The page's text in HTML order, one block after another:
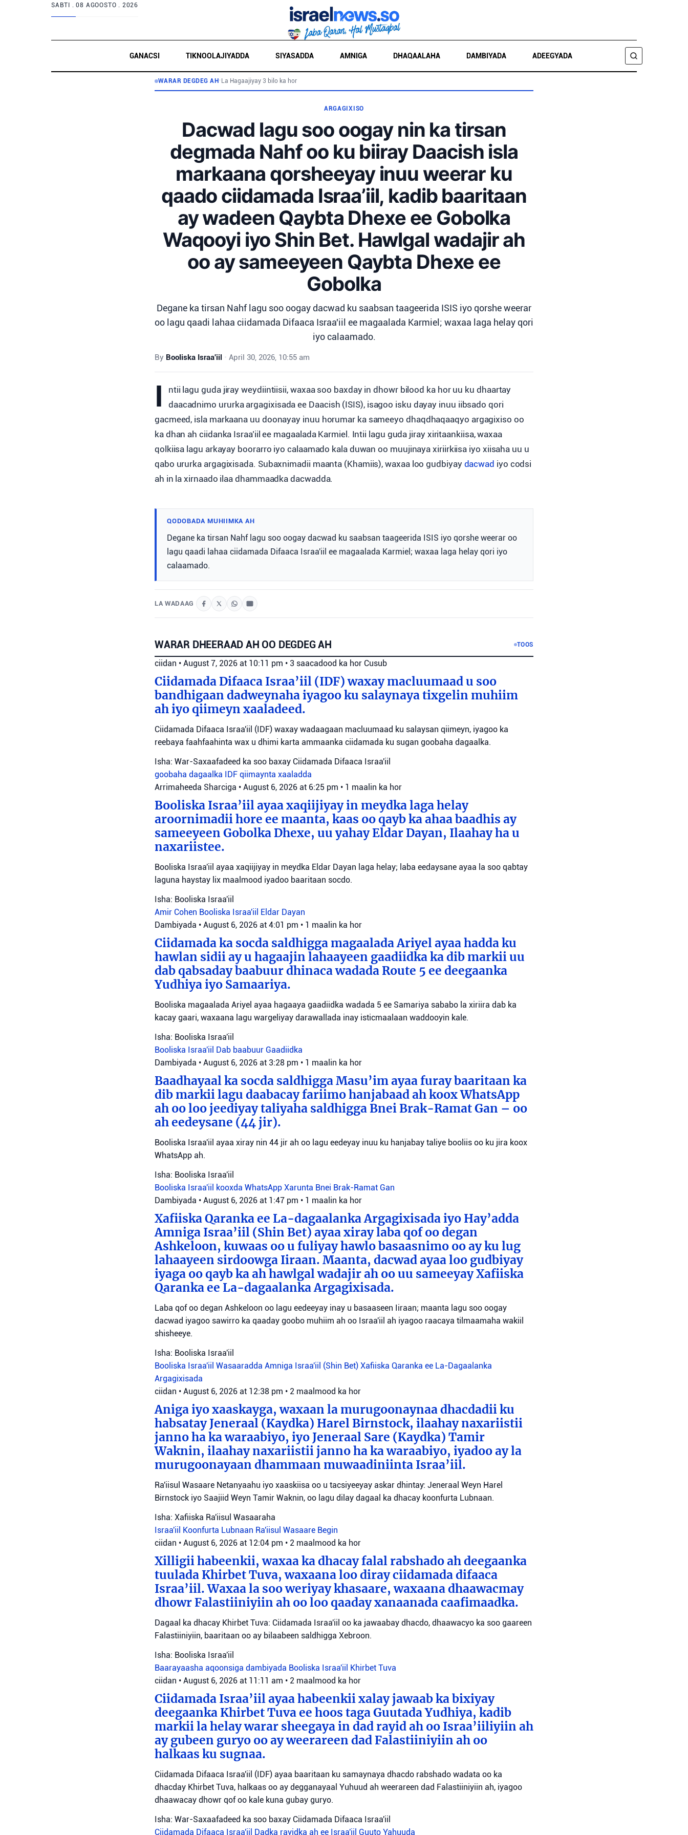
SABTI .08 AGOOSTO . 2026
GANACSI TIKNOOLAJIYADDA SIYASADDA AMNIGA DHAQAALAHA DAMBIYADA ADEEGYADA
RAADI
WARAR DEGDEG AH • La Hagaajiyay 3 bilo ka hor
ARGAGIXISO
Dacwad lagu soo oogay nin ka tirsan
degmada Nahf oo ku biiray Daacish isla
markaana qorsheeyay inuu weerar ku
qaado ciidamada Israa’iil, kadib baaritaan
ay wadeen Qaybta Dhexe ee Gobolka
Waqooyi iyo Shin Bet. Hawlgal wadajir ah
oo ay sameeyeen Qaybta Dhexe ee
Gobolka
Degane ka tirsan Nahf lagu soo oogay dacwad ku saabsan taageerida ISIS iyo qorshe weerar
oo lagu qaadi lahaa ciidamada Difaaca Israa'iil ee magaalada Karmiel; waxaa laga helay qori
iyo calaamado.
By Booliska Israa'iil • April 30, 2026, 10:55 am
I
ntii lagu guda jiray weydiintiisii, waxaa soo baxday in dhowr bilood ka hor uu ku dhaartay
daacadnimo ururka argagixisada ee Daacish (ISIS), isagoo isku dayay inuu iibsado qori
gacmeed, isla markaana uu doonayay inuu horumar ka sameeyo dhaqdhaqaaqyo argagixiso oo
ka dhan ah ciidanka Israa’iil ee magaalada Karmiel. Intii lagu guda jiray xiritaankiisa, waxaa
qolkiisa lagu arkayay boorarro iyo calaamado kala duwan oo muujinaya xiriirkiisa iyo xiisaha uu u
qabo ururka argagixisada. Subaxnimadii maanta (Khamiis), waxaa loo gudbiyay dacwad iyo codsi
ah in la xirnaado ilaa dhammaadka dacwadda.
QODOBADA MUHIIMKA AH
Degane ka tirsan Nahf lagu soo oogay dacwad ku saabsan taageerida ISIS iyo qorshe weerar oo
lagu qaadi lahaa ciidamada Difaaca Israa'iil ee magaalada Karmiel; waxaa laga helay qori iyo
calaamado.
LA WADAAG
WARAR DHEERAAD AH OO DEGDEG AH TOOS
ciidan • August 7, 2026 at 10:11 pm • 3 saacadood ka hor Cusub
Ciidamada Difaaca Israa’iil (IDF) waxay macluumaad u soo
bandhigaan dadweynaha iyagoo ku salaynaya tixgelin muhiim
ah iyo qiimeyn xaaladeed.
Ciidamada Difaaca Israa'iil (IDF) waxay wadaagaan macluumaad ku salaysan qiimeyn, iyagoo ka
reebaya faahfaahinta wax u dhimi karta ammaanka ciidamada ku sugan goobaha dagaalka.
Isha: War-Saxaafadeed ka soo baxay Ciidamada Difaaca Israa'iil
goobaha dagaalka IDF qiimaynta xaaladda
Arrimaheeda Sharciga • August 6, 2026 at 6:25 pm • 1 maalin ka hor
Booliska Israa’iil ayaa xaqiijiyay in meydka laga helay
aroornimadii hore ee maanta, kaas oo qayb ka ahaa baadhis ay
sameeyeen Gobolka Dhexe, uu yahay Eldar Dayan, Ilaahay ha u
naxariistee.
Booliska Israa'iil ayaa xaqiijiyay in meydka Eldar Dayan laga helay; laba eedaysane ayaa la soo qabtay
laguna haystay lix maalmood iyadoo baaritaan socdo.
Isha: Booliska Israa'iil
Amir Cohen Booliska Israa'iil Eldar Dayan
Dambiyada • August 6, 2026 at 4:01 pm • 1 maalin ka hor
Ciidamada ka socda saldhigga magaalada Ariyel ayaa hadda ku
hawlan sidii ay u hagaajin lahaayeen gaadiidka ka dib markii uu
dab qabsaday baabuur dhinaca wadada Route 5 ee deegaanka
Yudhiya iyo Samaariya.
Booliska magaalada Ariyel ayaa hagaaya gaadiidka wadada 5 ee Samariya sababo la xiriira dab ka
kacay gaari, waxaana lagu wargeliyay darawallada inay isticmaalaan waddooyin kale.
Isha: Booliska Israa'iil
Booliska Israa'iil Dab baabuur Gaadiidka
Dambiyada • August 6, 2026 at 3:28 pm • 1 maalin ka hor
Baadhayaal ka socda saldhigga Masu’im ayaa furay baaritaan ka
dib markii lagu daabacay fariimo hanjabaad ah koox WhatsApp
ah oo loo jeediyay taliyaha saldhigga Bnei Brak-Ramat Gan – oo
ah eedeysane (44 jir).
Booliska Israa'iil ayaa xiray nin 44 jir ah oo lagu eedeyay inuu ku hanjabay taliye booliis oo ku jira koox
WhatsApp ah.
Isha: Booliska Israa'iil
Booliska Israa'iil kooxda WhatsApp Xarunta Bnei Brak-Ramat Gan
Dambiyada • August 6, 2026 at 1:47 pm • 1 maalin ka hor
Xafiiska Qaranka ee La-dagaalanka Argagixisada iyo Hay’adda
Amniga Israa’iil (Shin Bet) ayaa xiray laba qof oo degan
Ashkeloon, kuwaas oo u fuliyay hawlo basaasnimo oo ay ku lug
lahaayeen sirdoowga Iiraan. Maanta, dacwad ayaa loo gudbiyay
iyaga oo qayb ka ah hawlgal wadajir ah oo uu sameeyay Xafiiska
Qaranka ee La-dagaalanka Argagixisada.
Laba qof oo degan Ashkeloon oo lagu eedeeyay inay u basaaseen Iiraan; maanta lagu soo oogay
dacwad iyagoo sawirro ka qaaday goobo muhiim ah oo Israa'iil ah iyagoo raacaya tilmaamaha wakiil
shisheeye.
Isha: Booliska Israa'iil
Booliska Israa'iil Wasaaradda Amniga Israa'iil (Shin Bet) Xafiiska Qaranka ee La-Dagaalanka
Argagixisada
ciidan • August 6, 2026 at 12:38 pm • 2 maalmood ka hor
Aniga iyo xaaskayga, waxaan la murugoonaynaa dhacdadii ku
habsatay Jeneraal (Kaydka) Harel Birnstock, ilaahay naxariistii
janno ha ka waraabiyo, iyo Jeneraal Sare (Kaydka) Tamir
Waknin, ilaahay naxariistii janno ha ka waraabiyo, iyadoo ay la
murugoonayaan dhammaan muwaadiniinta Israa’iil.
Ra'iisul Wasaare Netanyaahu iyo xaaskiisa oo u tacsiyeeyay askar dhintay: Jeneraal Weyn Harel
Birnstock iyo Saajiid Weyn Tamir Waknin, oo lagu dilay dagaal ka dhacay koonfurta Lubnaan.
Isha: Xafiiska Ra'iisul Wasaaraha
Israa'iil Koonfurta Lubnaan Ra'iisul Wasaare Begin
ciidan • August 6, 2026 at 12:04 pm • 2 maalmood ka hor
Xilligii habeenkii, waxaa ka dhacay falal rabshado ah deegaanka
tuulada Khirbet Tuva, waxaana loo diray ciidamada difaaca
Israa’iil. Waxaa la soo weriyay khasaare, waxaana dhaawacmay
dhowr Falastiiniyiin ah oo loo qaaday xanaanada caafimaadka.
Dagaal ka dhacay Khirbet Tuva: Ciidamada Israa'iil oo ka jawaabay dhacdo, dhaawacyo ka soo gaareen
Falastiiniyiin, baaritaan oo ay bilaabeen saldhigga Xebroon.
Isha: Booliska Israa'iil
Baarayaasha aqoonsiga dambiyada Booliska Israa'iil Khirbet Tuva
ciidan • August 6, 2026 at 11:11 am • 2 maalmood ka hor
Ciidamada Israa’iil ayaa habeenkii xalay jawaab ka bixiyay
deegaanka Khirbet Tuva ee hoos taga Guutada Yudhiya, kadib
markii la helay warar sheegaya in dad rayid ah oo Israa’iiliyiin ah
ay gubeen guryo oo ay weerareen dad Falastiiniyiin ah oo
halkaas ku sugnaa.
Ciidamada Difaaca Israa'iil (IDF) ayaa baaritaan ku samaynaya dhacdo rabshado wadata oo ka
dhacday Khirbet Tuva, halkaas oo ay degganayaal Yuhuud ah weerareen dad Falastiiniyiin ah, iyagoo
dhaawacay dhowr qof oo kale kuna gubay guryo.
Isha: War-Saxaafadeed ka soo baxay Ciidamada Difaaca Israa'iil
Ciidamada Difaaca Israa'iil Dadka rayidka ah ee Israa'iil Guuto Yahuuda